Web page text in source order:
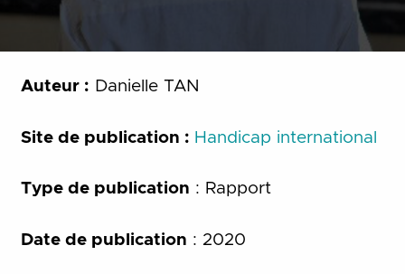
Auteur : Danielle TAN
Site de publication : Handicap international
Type de publication : Rapport
Date de publication : 2020